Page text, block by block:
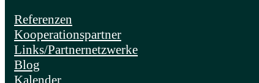
Referenzen
Kooperationspartner
Links/Partnernetzwerke
Blog